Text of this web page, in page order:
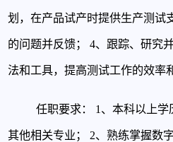
划，在产品试产时提供生产测试
的问题并反馈；4、跟踪、研究
法和工具，提高测试工作的效率
任职要求： 1、本科以上
其他相关专业；2、熟练掌握数